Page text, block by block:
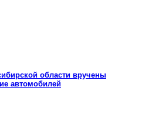
области вручены
автомобилей